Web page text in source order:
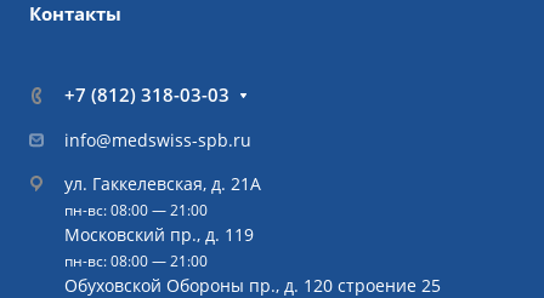
Контакты
+7 (812) 318-03-03
info@medswiss-spb.ru
ул. Гаккелевская, д. 21А
пн-вс: 08:00 — 21:00
Московский пр., д. 119
пн-вс: 08:00 — 21:00
Обуховской Обороны пр., д. 120 строение 25